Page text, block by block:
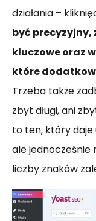
działania –
być precyzyjny,
kluczowe oraz
które
Trzeba także
zbyt długi, ani
to ten, który daje
ale jednocześnie
liczby znaków